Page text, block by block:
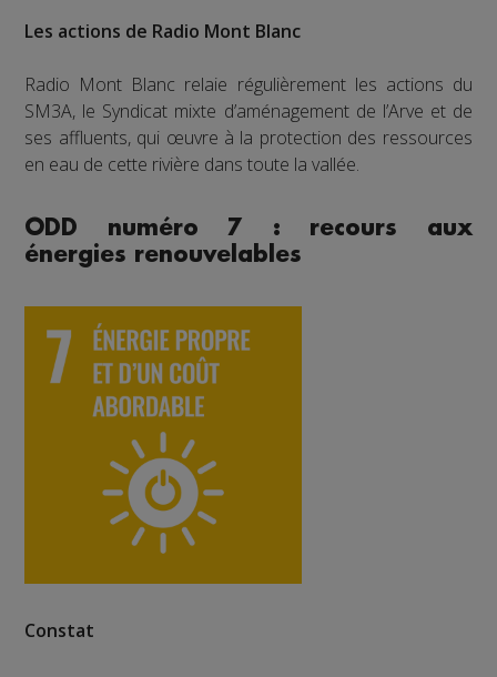
Les actions de Radio Mont Blanc
Radio Mont Blanc relaie régulièrement les actions du
SM3A, le Syndicat mixte d’aménagement de l’Arve et de
ses affluents, qui œuvre à la protection des ressources
en eau de cette rivière dans toute la vallée.
ODD numéro 7 : recours aux
énergies renouvelables
Constat